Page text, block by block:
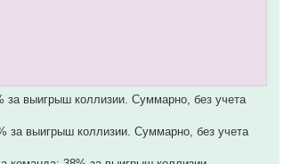
за выигрыш коллизии. Суммарно, без учета
за выигрыш коллизии. Суммарно, без учета